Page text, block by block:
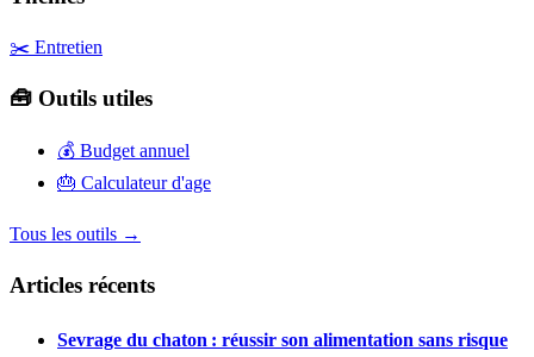
✂️ Entretien
🧰 Outils utiles
💰 Budget annuel
🎂 Calculateur d'age
Tous les outils →
Articles récents
Sevrage du chaton : réussir son alimentation sans risque